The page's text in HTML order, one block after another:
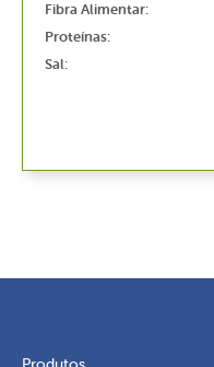
Fibra Alimentar:
Proteínas:
Sal: